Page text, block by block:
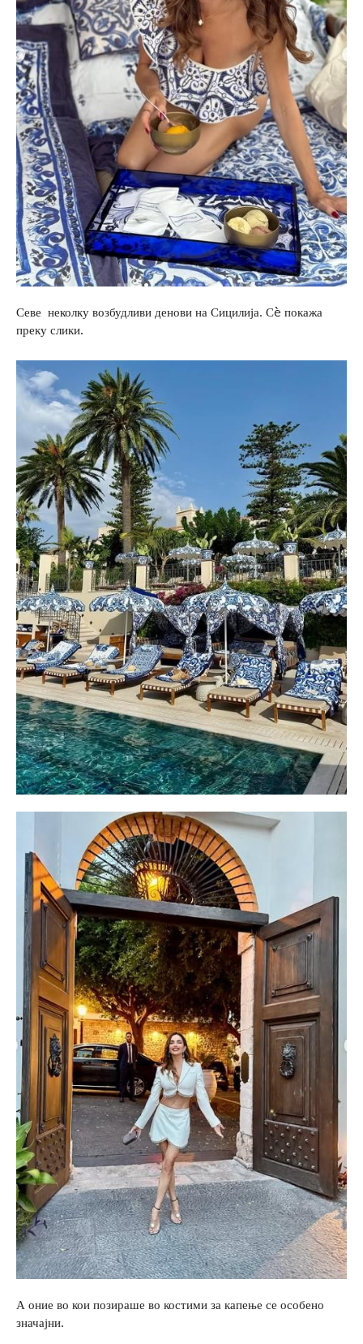
Севе неколку возбудливи денови на Сицилија. Сè покажа
преку слики.
А оние во кои позираше во костими за капење се особено
значајни.